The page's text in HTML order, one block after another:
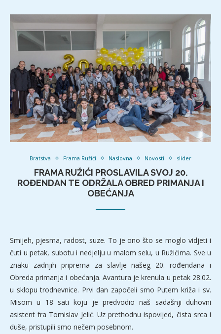
Bratstva Frama Ružići Naslovna Novosti slider
FRAMA RUŽIĆI PROSLAVILA SVOJ 20.
ROĐENDAN TE ODRŽALA OBRED PRIMANJA I
OBEĆANJA
Smijeh, pjesma, radost, suze. To je ono što se moglo vidjeti i
čuti u petak, subotu i nedjelju u malom selu, u Ružićima. Sve u
znaku zadnjih priprema za slavlje našeg 20. rođendana i
Obreda primanja i obećanja. Avantura je krenula u petak 28.02.
u sklopu trodnevnice. Prvi dan započeli smo Putem križa i sv.
Misom u 18 sati koju je predvodio naš sadašnji duhovni
asistent fra Tomislav Jelić. Uz prethodnu ispovijed, čista srca i
duše, pristupili smo nečem posebnom.